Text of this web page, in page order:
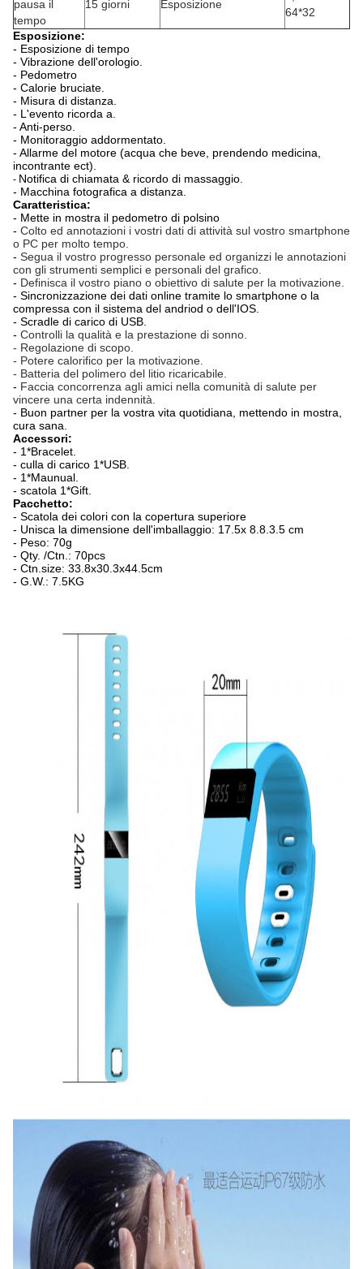
pausa il
tempo
15 giorni Esposizione
64*32
Esposizione:
- Esposizione di tempo
- Vibrazione dell'orologio.
- Pedometro
- Calorie bruciate.
- Misura di distanza.
- L'evento ricorda a.
- Anti-perso.
- Monitoraggio addormentato.
- Allarme del motore (acqua che beve, prendendo medicina,
incontrante ect).
- Notifica di chiamata & ricordo di massaggio.
- Macchina fotografica a distanza.
Caratteristica:
- Mette in mostra il pedometro di polsino
- Colto ed annotazioni i vostri dati di attività sul vostro smartphone
o PC per molto tempo.
- Segua il vostro progresso personale ed organizzi le annotazioni
con gli strumenti semplici e personali del grafico.
- Definisca il vostro piano o obiettivo di salute per la motivazione.
- Sincronizzazione dei dati online tramite lo smartphone o la
compressa con il sistema del andriod o dell'IOS.
- Scradle di carico di USB.
- Controlli la qualità e la prestazione di sonno.
- Regolazione di scopo.
- Potere calorifico per la motivazione.
- Batteria del polimero del litio ricaricabile.
- Faccia concorrenza agli amici nella comunità di salute per
vincere una certa indennità.
- Buon partner per la vostra vita quotidiana, mettendo in mostra,
cura sana.
Accessori:
- 1*Bracelet.
- culla di carico 1*USB.
- 1*Maunual.
- scatola 1*Gift.
Pacchetto:
- Scatola dei colori con la copertura superiore
- Unisca la dimensione dell'imballaggio: 17.5x 8.8.3.5 cm
- Peso: 70g
- Qty. /Ctn.: 70pcs
- Ctn.size: 33.8x30.3x44.5cm
- G.W.: 7.5KG